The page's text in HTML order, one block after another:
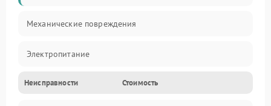
Механические повреждения
Электропитание
Механика
Неисправности Стоимость